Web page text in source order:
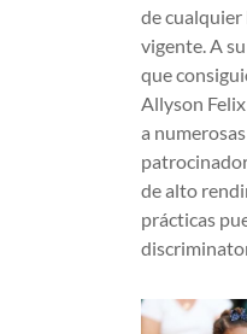
de
vigente. A
que
Allyson
a
de alto
prácticas